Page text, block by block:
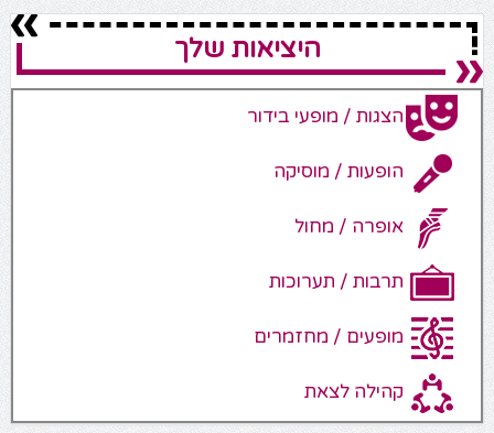
היציאות שלך
הצגות / מופעי בידור
הופעות / מוסיקה
אופרה / מחול
תרבות / תערוכות
מופעים / מחזמרים
קהילה לצאת